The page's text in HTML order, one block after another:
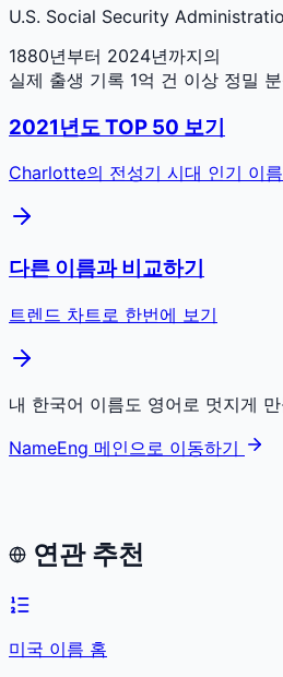
U.S. Social Security
1880년부터 2024년까지의
실제 출생 기록 1억 건 이상 정밀
2021년도 TOP 50 보기
Charlotte의 전성기 시대 인기 이
다른 이름과 비교하기
트렌드 차트로 한번에 보기
내 한국어 이름도 영어로 멋지게
NameEng 메인으로 이동하기
연관 추천
미국 이름 홈